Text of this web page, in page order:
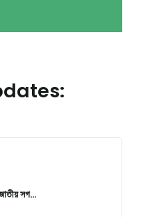
জাতীয় সগ…